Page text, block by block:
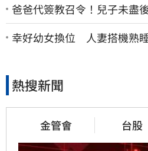
爸爸代簽教召令！兒子未盡
不去」換3個月刑期
幸好幼女換位 人妻搭機熟
熱搜新聞
金管會 台股